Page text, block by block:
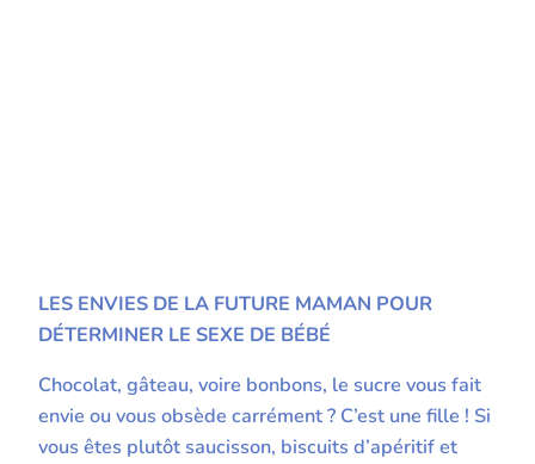
LES ENVIES DE LA FUTURE MAMAN POUR
DÉTERMINER LE SEXE DE BÉBÉ
Chocolat, gâteau, voire bonbons, le sucre vous fait
envie ou vous obsède carrément ? C’est une fille ! Si
vous êtes plutôt saucisson, biscuits d’apéritif et